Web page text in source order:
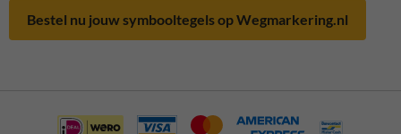
Bestel nu jouw symbooltegels op Wegmarkering.nl